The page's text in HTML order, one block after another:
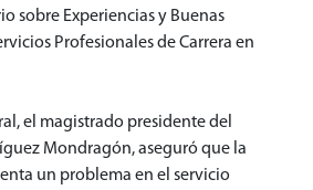
sobre Experiencias y Buenas
Profesionales de Carrera en
el magistrado presidente del
Mondragón, aseguró que la
un problema en el servicio